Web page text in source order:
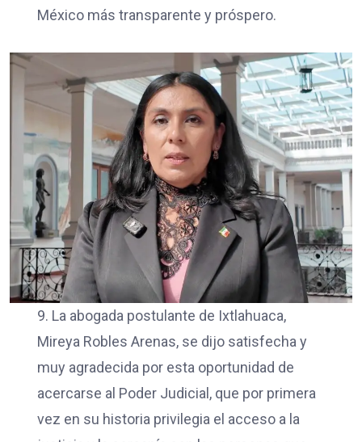
México más transparente y próspero.
9. La abogada postulante de Ixtlahuaca,
Mireya Robles Arenas, se dijo satisfecha y
muy agradecida por esta oportunidad de
acercarse al Poder Judicial, que por primera
vez en su historia privilegia el acceso a la